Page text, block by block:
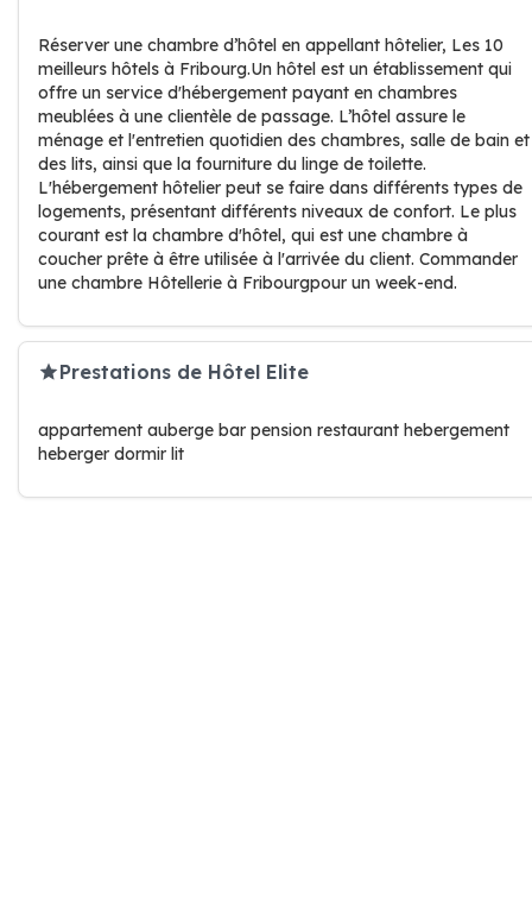
Réserver une chambre d’hôtel en appellant hôtelier, Les 10
meilleurs hôtels à Fribourg.Un hôtel est un établissement qui
offre un service d'hébergement payant en chambres
meublées à une clientèle de passage. L’hôtel assure le
ménage et l'entretien quotidien des chambres, salle de bain et
des lits, ainsi que la fourniture du linge de toilette.
L'hébergement hôtelier peut se faire dans différents types de
logements, présentant différents niveaux de confort. Le plus
courant est la chambre d'hôtel, qui est une chambre à
coucher prête à être utilisée à l'arrivée du client. Commander
une chambre Hôtellerie à Fribourgpour un week-end.
Prestations de Hôtel Elite
appartement auberge bar pension restaurant hebergement
heberger dormir lit